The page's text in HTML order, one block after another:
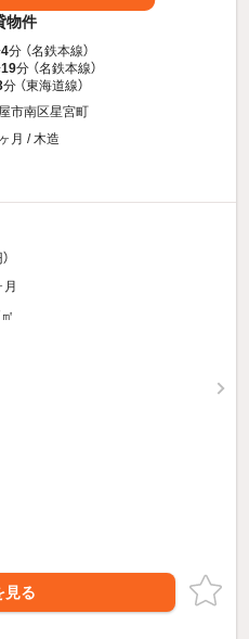
物件
4分 （名鉄本線）
19分 （名鉄本線）
分 （東海道線）
市南区星宮町
月 / 木造
月
見る